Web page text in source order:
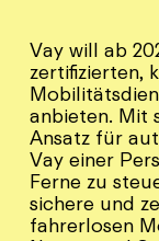
Vay will ab
zertifizierten,
anbieten. Mit
Ansatz für
Vay einer
Ferne zu
sichere und
fahrerlosen